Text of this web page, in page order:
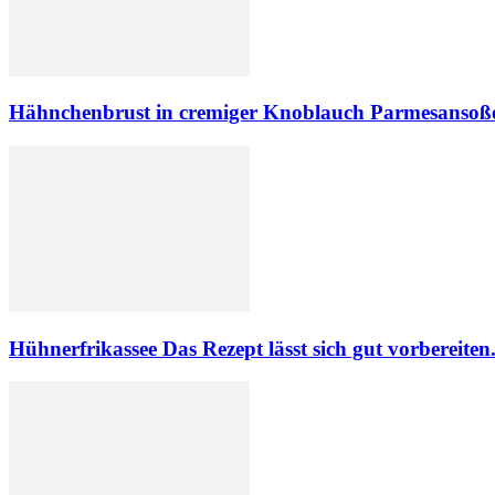
Hähnchenbrust in cremiger Knoblauch
Hühnerfrikassee Das Rezept lässt sich gut vorbereiten.